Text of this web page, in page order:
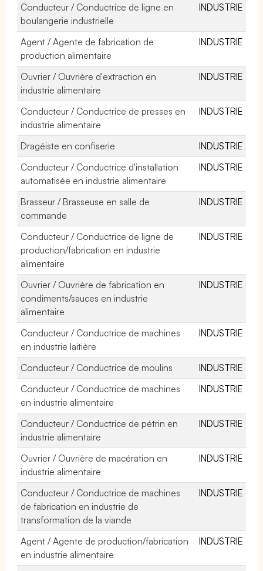
Conducteur / Conductrice de ligne en
boulangerie industrielle
INDUSTRIE
Agent / Agente de fabrication de
production alimentaire
INDUSTRIE
Ouvrier / Ouvrière d'extraction en
industrie alimentaire
INDUSTRIE
Conducteur / Conductrice de presses en
industrie alimentaire
INDUSTRIE
Dragéiste en confiserie
INDUSTRIE
Conducteur / Conductrice d'installation
automatisée en industrie alimentaire
INDUSTRIE
Brasseur / Brasseuse en salle de
commande
INDUSTRIE
Conducteur / Conductrice de ligne de
production/fabrication en industrie
alimentaire
INDUSTRIE
Ouvrier / Ouvrière de fabrication en
condiments/sauces en industrie
alimentaire
INDUSTRIE
Conducteur / Conductrice de machines
en industrie laitière
INDUSTRIE
Conducteur / Conductrice de moulins
INDUSTRIE
Conducteur / Conductrice de machines
en industrie alimentaire
INDUSTRIE
Conducteur / Conductrice de pétrin en
industrie alimentaire
INDUSTRIE
Ouvrier / Ouvrière de macération en
industrie alimentaire
INDUSTRIE
Conducteur / Conductrice de machines
de fabrication en industrie de
transformation de la viande
INDUSTRIE
Agent / Agente de production/fabrication
en industrie alimentaire
INDUSTRIE